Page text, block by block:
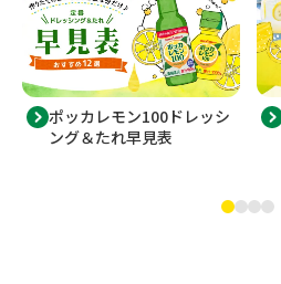
ポッカレモン100ドレッシ
ング＆たれ早見表